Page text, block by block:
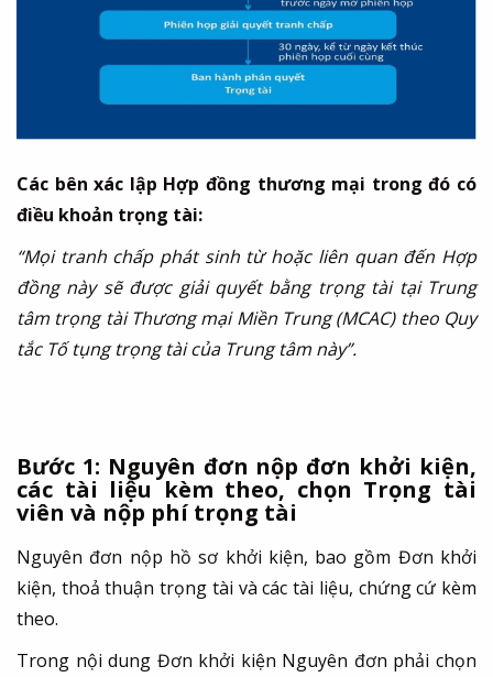
Các bên xác lập Hợp đồng thương mại trong đó có
điều khoản trọng tài:
“Mọi tranh chấp phát sinh từ hoặc liên quan đến Hợp
đồng này sẽ được giải quyết bằng trọng tài tại Trung
tâm trọng tài Thương mại Miền Trung (MCAC) theo Quy
tắc Tố tụng trọng tài của Trung tâm này”.
Bước 1: Nguyên đơn nộp đơn khởi kiện,
các tài liệu kèm theo, chọn Trọng tài
viên và nộp phí trọng tài
Nguyên đơn nộp hồ sơ khởi kiện, bao gồm Đơn khởi
kiện, thoả thuận trọng tài và các tài liệu, chứng cứ kèm
theo.
Trong nội dung Đơn khởi kiện Nguyên đơn phải chọn